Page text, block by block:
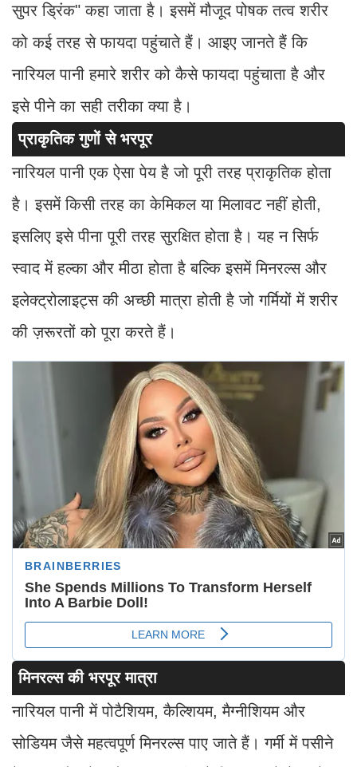
सुपर ड्रिंक" कहा जाता है। इसमें मौजूद पोषक तत्व शरीर
को कई तरह से फायदा पहुंचाते हैं। आइए जानते हैं कि
नारियल पानी हमारे शरीर को कैसे फायदा पहुंचाता है और
इसे पीने का सही तरीका क्या है।
प्राकृतिक गुणों से भरपूर
नारियल पानी एक ऐसा पेय है जो पूरी तरह प्राकृतिक होता
है। इसमें किसी तरह का केमिकल या मिलावट नहीं होती,
इसलिए इसे पीना पूरी तरह सुरक्षित होता है। यह न सिर्फ
स्वाद में हल्का और मीठा होता है बल्कि इसमें मिनरल्स और
इलेक्ट्रोलाइट्स की अच्छी मात्रा होती है जो गर्मियों में शरीर
की ज़रूरतों को पूरा करते हैं।
मिनरल्स की भरपूर मात्रा
नारियल पानी में पोटैशियम, कैल्शियम, मैग्नीशियम और
सोडियम जैसे महत्वपूर्ण मिनरल्स पाए जाते हैं। गर्मी में पसीने